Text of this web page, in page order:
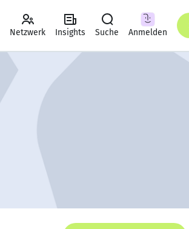
Netzwerk Insights Suche Anmelden